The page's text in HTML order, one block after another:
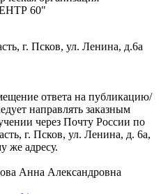
60"
г. Псков, ул. Ленина, д.6а
ответа на публикацию/
направлять заказным
через Почту России по
г. Псков, ул. Ленина, д. 6а,
же адресу.
Анна Александровна